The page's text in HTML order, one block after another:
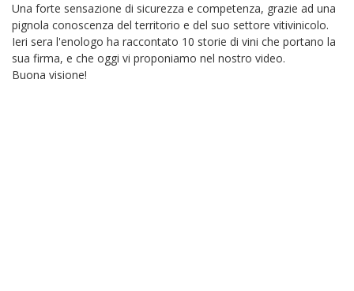
Una forte sensazione di sicurezza e competenza, grazie ad una
pignola conoscenza del territorio e del suo settore vitivinicolo.
Ieri sera l'enologo ha raccontato 10 storie di vini che portano la
sua firma, e che oggi vi proponiamo nel nostro video.
Buona visione!